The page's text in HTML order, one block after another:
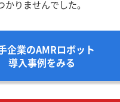
りませんでした。
企業のAMRロボット
導入事例をみる